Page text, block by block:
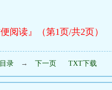
阅读』（第1页/共2页）
录 → 下一页 TXT下载